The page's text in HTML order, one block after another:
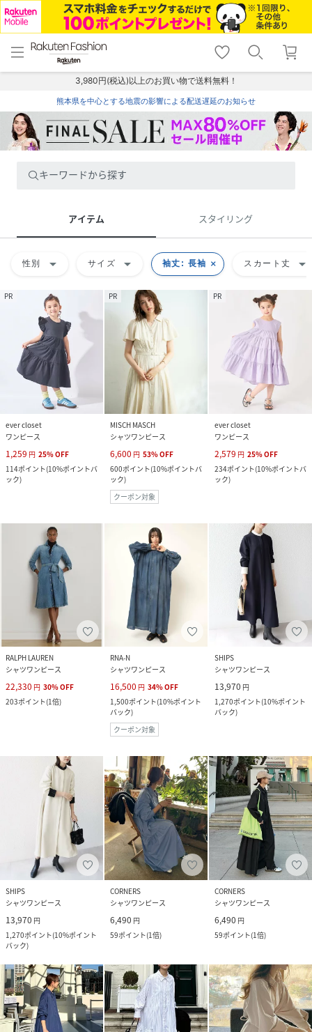
menu home
トップ
shopping_cart lock_outline
ログイン
3,980円(税込)以上のお買い物で送料無料！
熊本県を中心とする地震の影響による配送遅延のお知らせ
キーワードから探す
アイテム スタイリング
性別 arrow_drop_down サイズ arrow_drop_down 袖丈: 長袖 スカート丈 arrow_drop_down
PR
ever closet
ワンピース
1,259 円 25%OFF
114ポイント(10%ポイントバ
ック)
PR
MISCH MASCH
シャツワンピース
6,600 円 53%OFF
600ポイント(10%ポイントバ
ック)
クーポン対象
PR
ever closet
ワンピース
2,579 円 25%OFF
234ポイント(10%ポイントバ
ック)
RALPH LAUREN
シャツワンピース
22,330 円 30%OFF
203ポイント(1倍)
RNA-N
シャツワンピース
16,500 円 34%OFF
1,500ポイント(10%ポイント
バック)
クーポン対象
SHIPS
シャツワンピース
13,970 円
1,270ポイント(10%ポイント
バック)
SHIPS
シャツワンピース
13,970 円
1,270ポイント(10%ポイント
バック)
CORNERS
シャツワンピース
6,490 円
59ポイント(1倍)
CORNERS
シャツワンピース
6,490 円
59ポイント(1倍)